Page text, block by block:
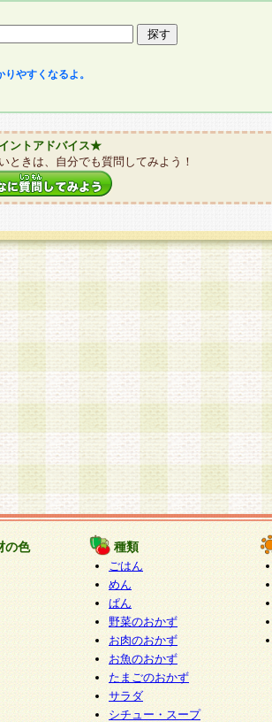
やすくなるよ。
ントアドバイス★
ときは、自分でも質問してみよう！
の色 種類
ごはん
めん
ぱん
野菜のおかず
お肉のおかず
お魚のおかず
たまごのおかず
サラダ
シチュー・スープ